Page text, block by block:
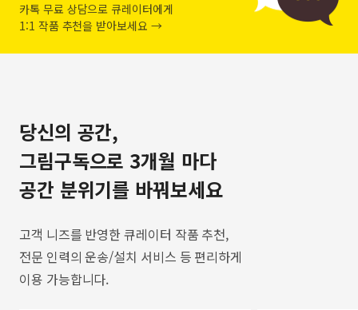
카톡 무료 상담으로 큐레이터에게
1:1 작품 추천을 받아보세요 →
당신의 공간,
그림구독으로 3개월 마다
공간 분위기를 바꿔보세요
고객 니즈를 반영한 큐레이터 작품 추천,
전문 인력의 운송/설치 서비스 등 편리하게
이용 가능합니다.